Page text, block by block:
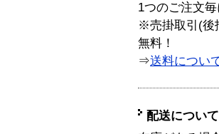
1つのご注文毎
※売掛取引(後
無料！
⇒送料につい
配送について